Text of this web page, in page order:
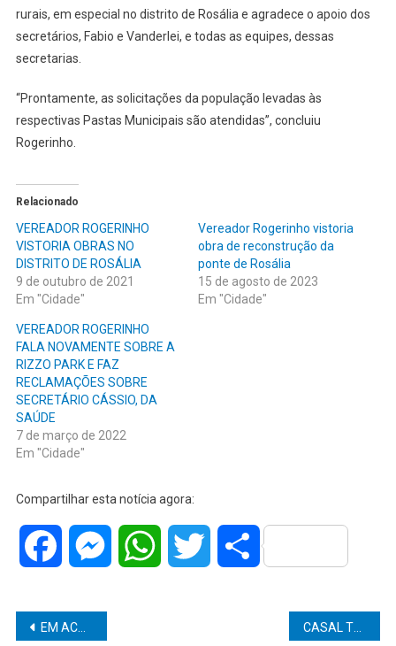
rurais, em especial no distrito de Rosália e agradece o apoio dos
secretários, Fabio e Vanderlei, e todas as equipes, dessas
secretarias.
“Prontamente, as solicitações da população levadas às
respectivas Pastas Municipais são atendidas”, concluiu
Rogerinho.
Relacionado
VEREADOR ROGERINHO
VISTORIA OBRAS NO
DISTRITO DE ROSÁLIA
9 de outubro de 2021
Em "Cidade"
Vereador Rogerinho vistoria
obra de reconstrução da
ponte de Rosália
15 de agosto de 2023
Em "Cidade"
VEREADOR ROGERINHO
FALA NOVAMENTE SOBRE A
RIZZO PARK E FAZ
RECLAMAÇÕES SOBRE
SECRETÁRIO CÁSSIO, DA
SAÚDE
7 de março de 2022
Em "Cidade"
Compartilhar esta notícia agora:
Facebook MessengerWhatsAppTwitter Share
Navegação
EM ACORDO COM PREFEITURA, EMPRESA DE ÔNIBUS AUMENTA TARIFA EM 15%